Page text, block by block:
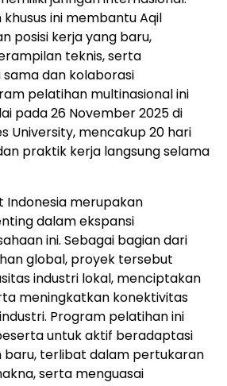
ini membantu Aqil
posisi kerja yang baru,
teknis, serta
dan kolaborasi
pelatihan multinasional ini
pada 26 November 2025 di
University, mencakup 20 hari
praktik kerja langsung selama
Indonesia merupakan
dalam ekspansi
ini. Sebagai bagian dari
global, proyek tersebut
industri lokal, menciptakan
meningkatkan konektivitas
Program pelatihan ini
untuk aktif beradaptasi
baru, terlibat dalam pertukaran
serta menguasai